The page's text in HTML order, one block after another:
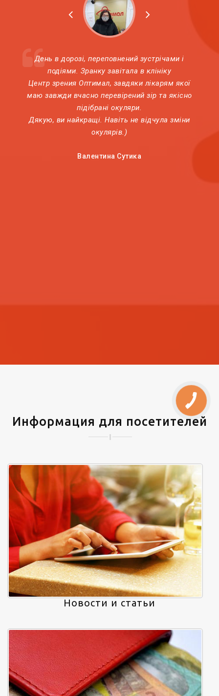
День в дорозі, переповнений зустрічами і
подіями. Зранку завітала в клініку
Центр зрения Оптимал, завдяки лікарям якої
маю завжди вчасно перевірений зір та якісно
підібрані окуляри.
Дякую, ви найкращі. Навіть не відчула зміни
окулярів.)
Валентина Сутика
Информация для посетителей
Новости и статьи